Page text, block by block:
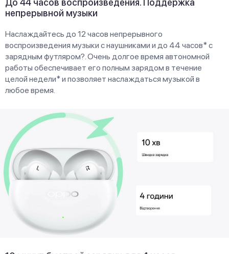
До 44 часов воспроизведения. Поддержка
непрерывной музыки
Наслаждайтесь до 12 часов непрерывного
воспроизведения музыки с наушниками и до 44 часов* с
зарядным футляром?. Очень долгое время автономной
работы обеспечивает его полным зарядом в течение
целой недели* и позволяет наслаждаться музыкой в
любое время.